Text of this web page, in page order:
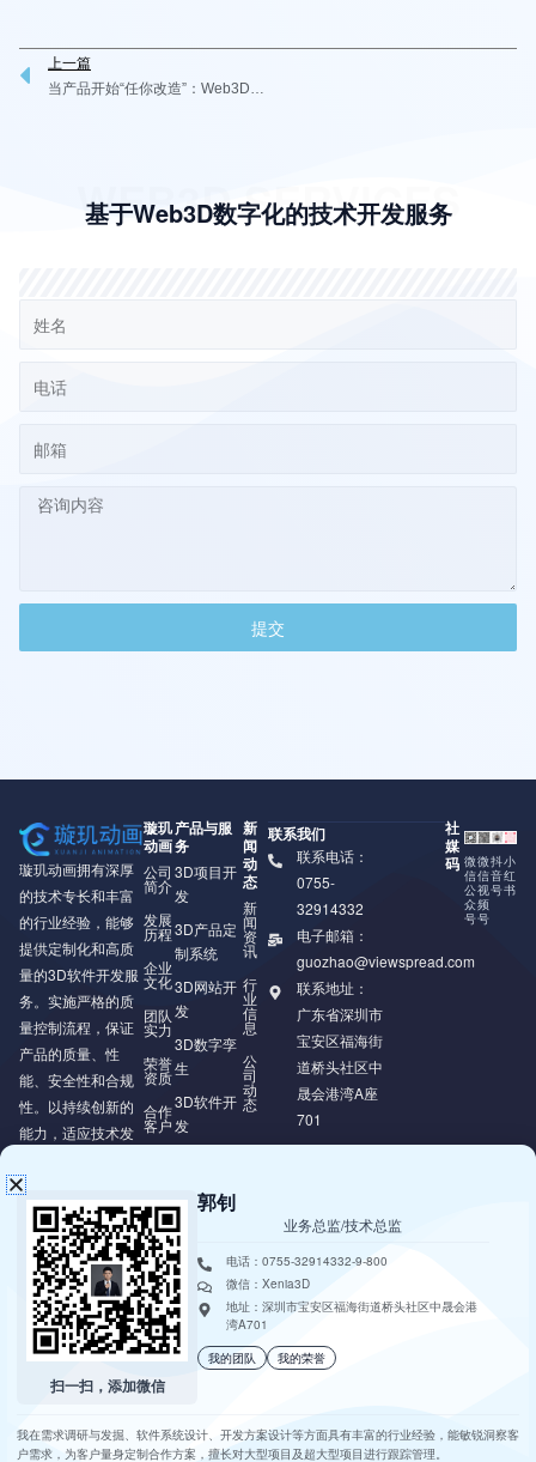
Prev
上一篇
当产品开始“任你改造”：Web3D让C2B定制真正落地
WEB3D SERVICES
基于Web3D数字化的技术开发服务
提交
璇玑动画拥有深厚
的技术专长和丰富
的行业经验，能够
提供定制化和高质
量的3D软件开发服
务。实施严格的质
量控制流程，保证
产品的质量、性
能、安全性和合规
性。以持续创新的
能力，适应技术发
客户提供可持续的
价值。
璇玑
动画
公司
简介
发展
历程
企业
文化
团队
实力
荣誉
资质
合作
客户
产品与服
务
3D项目开
发
3D产品定
制系统
3D网站开
发
3D数字孪
生
3D软件开
发
新
闻
动
态
新
闻
资
讯
行
业
信
息
公
司
动
态
联系我们
联系电话：
0755-
32914332
电子邮箱：
guozhao@viewspread.com
联系地址：
广东省深圳市
宝安区福海街
道桥头社区中
晟会港湾A座
701
社
媒
码 微
信
公
众
号
微
信
视
频
号
抖
音
号
小
红
书
Copyright © 2018 - 2025 • 深圳市璇玑动画科技有限公司 • All Rights
扫一扫，添加微信
郭钊
业务总监/技术总监
电话：0755-32914332-9-800
微信：Xenia3D
地址：深圳市宝安区福海街道桥头社区中晟会港
湾A701
我的团队
我的荣誉
我在需求调研与发掘、软件系统设计、开发方案设计等方面具有丰富的行业经验，能敏锐洞察客
户需求，为客户量身定制合作方案，擅长对大型项目及超大型项目进行跟踪管理。